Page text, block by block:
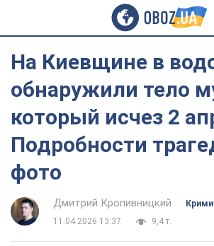
На Киевщине в
обнаружили тело
который исчез 2
Подробности
фото
Дмитрий Кропивницкий
11.04.2026 13:37
9,4 т.